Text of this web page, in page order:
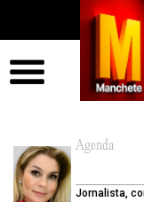
Pular para o
Agenda
Jornalista,